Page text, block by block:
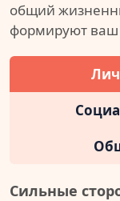
общий
формируют
Сильные